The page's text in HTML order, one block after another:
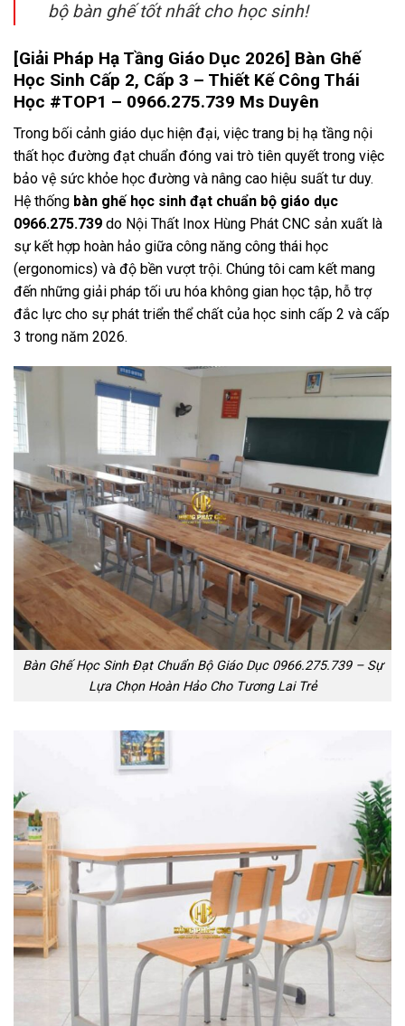
bộ bàn ghế tốt nhất cho học sinh!
[Giải Pháp Hạ Tầng Giáo Dục 2026] Bàn Ghế
Học Sinh Cấp 2, Cấp 3 – Thiết Kế Công Thái
Học #TOP1 – 0966.275.739 Ms Duyên
Trong bối cảnh giáo dục hiện đại, việc trang bị hạ tầng nội
thất học đường đạt chuẩn đóng vai trò tiên quyết trong việc
bảo vệ sức khỏe học đường và nâng cao hiệu suất tư duy.
Hệ thống bàn ghế học sinh đạt chuẩn bộ giáo dục
0966.275.739 do Nội Thất Inox Hùng Phát CNC sản xuất là
sự kết hợp hoàn hảo giữa công năng công thái học
(ergonomics) và độ bền vượt trội. Chúng tôi cam kết mang
đến những giải pháp tối ưu hóa không gian học tập, hỗ trợ
đắc lực cho sự phát triển thể chất của học sinh cấp 2 và cấp
3 trong năm 2026.
Bàn Ghế Học Sinh Đạt Chuẩn Bộ Giáo Dục 0966.275.739 – Sự
Lựa Chọn Hoàn Hảo Cho Tương Lai Trẻ